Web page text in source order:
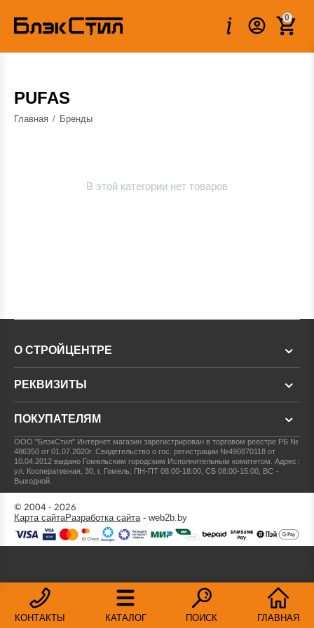
0
PUFAS
Главная / Бренды
В этой категории нет товаров
КОНТАКТЫ КАТАЛОГ ПОИСК ГЛАВНАЯ
О СТРОЙЦЕНТРЕ
РЕКВИЗИТЫ
ПОКУПАТЕЛЯМ
ООО "БлэкСтил" Интернет магазин зарегистрирован в торговом реестре РБ №
486350 от 01.07.2020г.Свидетельство о гос. регистрации №490870118 от
10.04.2012 выдано Гомельским городским Исполнительным комитетом.Адрес:
ул. Кооперативная, 30, г. Гомель; ПН-ПТ 08:00-18:00, СБ 08:00-15:00, ВС -
Выходной.
© 2004 - 2026
Карта сайтаРазработка сайта- web2b.by